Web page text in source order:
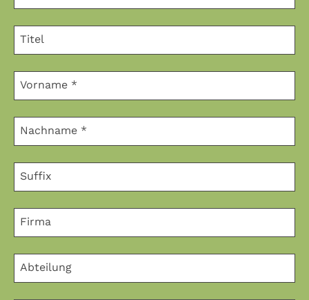
Titel
Vorname *
Nachname *
Suffix
Firma
Abteilung